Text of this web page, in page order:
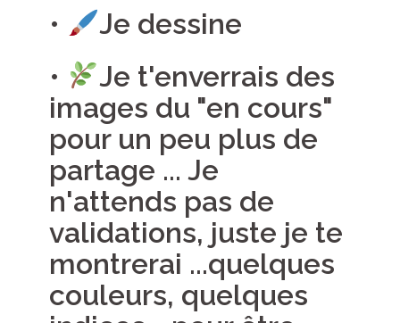
•
Je dessine
•
Je t'enverrais des
images du "en cours"
pour un peu plus de
partage ... Je
n'attends pas de
validations, juste je te
montrerai ...quelques
couleurs, quelques